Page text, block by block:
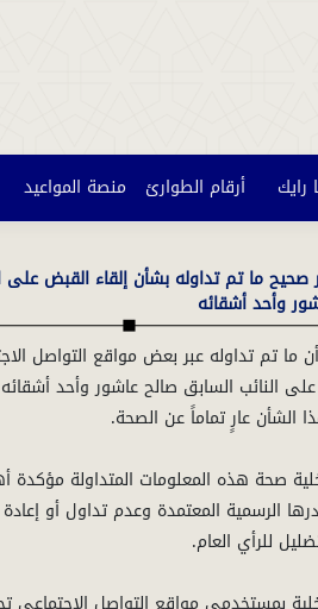
رايك أرقام الطوارئ منصة المواعيد
صحيح ما تم تداوله بشأن إلقاء القبض على
وأحد أشقائه
أن ما تم تداوله عبر بعض مواقع التواصل
على النائب السابق صالح عاشور وأحد
صحة هذه المعلومات المتداولة مؤكدة
الرسمية المعتمدة وعدم تداول أو إعادة